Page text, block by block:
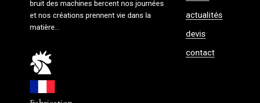
bruit des machines bercent nos journées
et nos créations prennent vie dans la
matière…
actualités
devis
contact